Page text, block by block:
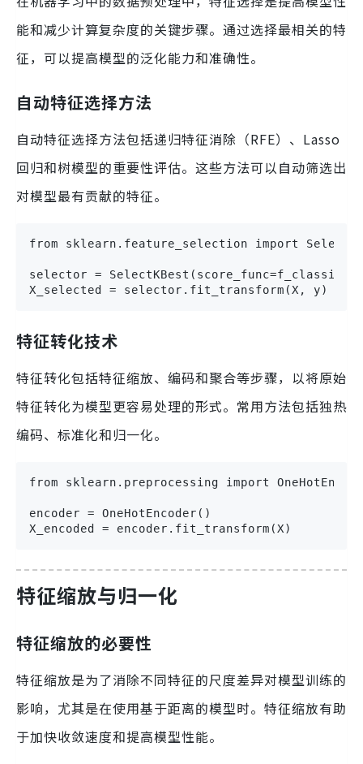
能和减少计算复杂度的关键步骤。通过选择最相关的特
征，可以提高模型的泛化能力和准确性。
自动特征选择方法
自动特征选择方法包括递归特征消除（RFE）、Lasso
回归和树模型的重要性评估。这些方法可以自动筛选出
对模型最有贡献的特征。
from sklearn.feature_selection import
selector = SelectKBest(score_func=f_classif,
X_selected = selector.fit_transform(X, y)
特征转化技术
特征转化包括特征缩放、编码和聚合等步骤，以将原始
特征转化为模型更容易处理的形式。常用方法包括独热
编码、标准化和归一化。
from sklearn.preprocessing import
encoder = OneHotEncoder()
X_encoded = encoder.fit_transform(X)
特征缩放与归一化
特征缩放的必要性
特征缩放是为了消除不同特征的尺度差异对模型训练的
影响，尤其是在使用基于距离的模型时。特征缩放有助
于加快收敛速度和提高模型性能。